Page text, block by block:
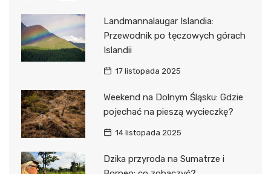
Landmannalaugar Islandia:
Przewodnik po tęczowych górach
Islandii
17 listopada 2025
Weekend na Dolnym Śląsku: Gdzie
pojechać na pieszą wycieczkę?
14 listopada 2025
Dzika przyroda na Sumatrze i